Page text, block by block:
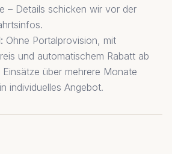
– Details schicken wir vor der
Ohne Portalprovision, mit
und automatischem Rabatt ab
über mehrere Monate
individuelles Angebot.